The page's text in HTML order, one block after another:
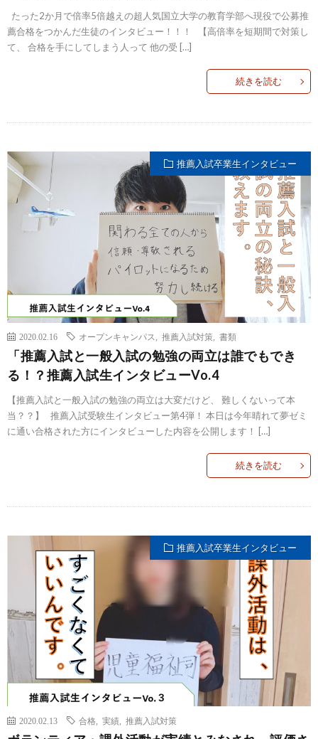
たった2か月で倍率5倍越えの超人気国立大学の教育学部へ現役で公募推
薦合格をつかんだ生徒のインタビュー！！！ 【高倍率を短期間で対策し
て、 合格を手にしてしまう人って 他の受 […]
続きを読む
推薦入試卒業生インタビュー
2020.02.16 オープンキャンパス 推薦入試対策 書類
「推薦入試と一般入試の勉強の両立は誰でもでき
る！？推薦入試生インタビューVo.4
【推薦入試と一般入試の勉強の両立は大変だけど、 難しくないって本
当？？】 推薦入試受験生インタビュー第4弾！ 本日は今年晴れて夢ゼミ
に通い合格された方にインタビューした内容を公開します！ […]
続きを読む
推薦入試卒業生インタビュー
2020.02.13 合格 実績 推薦入試対策